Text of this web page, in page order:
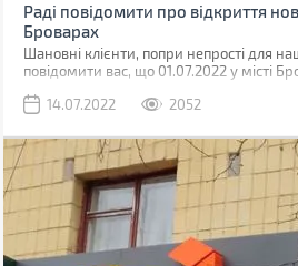
Раді повідомити про відкриття
Броварах
Шановні клієнти, попри непрості для
повідомити вас, що 01.07.2022 у місті
14.07.2022
2052